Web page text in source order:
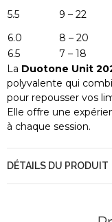
5.5
9 – 22
6.0
8 – 20
6.5
7 – 18
La Duotone Unit
polyvalente qui
pour repousser vos
Elle offre une
à chaque session.
DÉTAILS DU PRODUIT